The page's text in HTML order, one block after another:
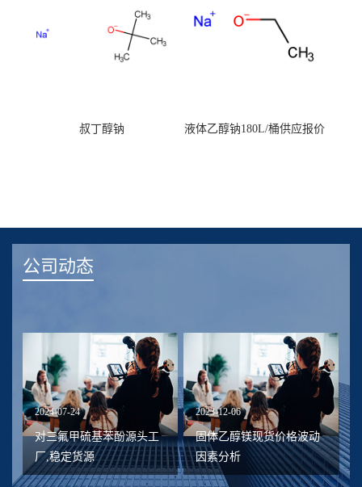
叔丁醇钠 液体乙醇钠180L/桶供应报价
公司动态
2024-07-24
对三氟甲硫基苯酚源头工
厂,稳定货源
2023-12-06
固体乙醇镁现货价格波动
因素分析